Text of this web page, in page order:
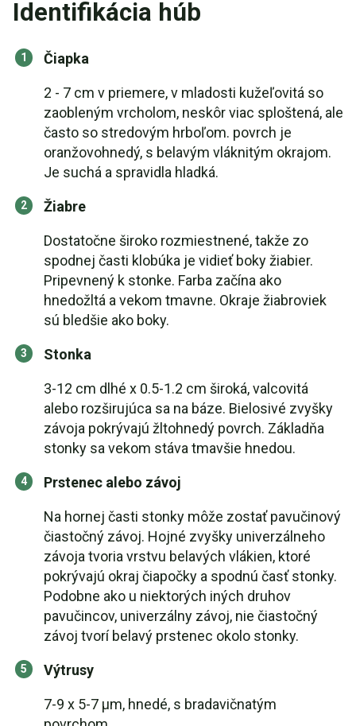
Identifikácia húb
Čiapka
2 - 7 cm v priemere, v mladosti kužeľovitá so
zaobleným vrcholom, neskôr viac sploštená, ale
často so stredovým hrboľom. povrch je
oranžovohnedý, s belavým vláknitým okrajom.
Je suchá a spravidla hladká.
Žiabre
Dostatočne široko rozmiestnené, takže zo
spodnej časti klobúka je vidieť boky žiabier.
Pripevnený k stonke. Farba začína ako
hnedožltá a vekom tmavne. Okraje žiabroviek
sú bledšie ako boky.
Stonka
3-12 cm dlhé x 0.5-1.2 cm široká, valcovitá
alebo rozširujúca sa na báze. Bielosivé zvyšky
závoja pokrývajú žltohnedý povrch. Základňa
stonky sa vekom stáva tmavšie hnedou.
Prstenec alebo závoj
Na hornej časti stonky môže zostať pavučinový
čiastočný závoj. Hojné zvyšky univerzálneho
závoja tvoria vrstvu belavých vlákien, ktoré
pokrývajú okraj čiapočky a spodnú časť stonky.
Podobne ako u niektorých iných druhov
pavučincov, univerzálny závoj, nie čiastočný
závoj tvorí belavý prstenec okolo stonky.
Výtrusy
7-9 x 5-7 µm, hnedé, s bradavičnatým